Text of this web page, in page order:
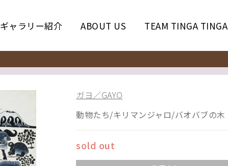
ギャラリー紹介 ABOUT US TEAM TINGA TINGA
ガヨ／GAYO
動物たち/キリマンジャロ/バオバブの木
sold out